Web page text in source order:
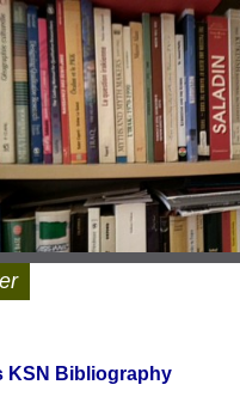
KSN Bibliography